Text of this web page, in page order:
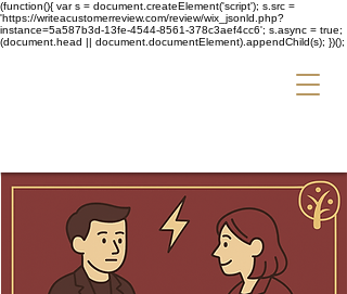
(function(){ var s = document.createElement('script'); s.src =
'https://writeacustomerreview.com/review/wix_jsonld.php?
instance=5a587b3d-13fe-4544-8561-378c3aef4cc6'; s.async = true;
(document.head || document.documentElement).appendChild(s); })();